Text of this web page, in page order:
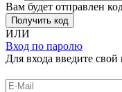
Вам будет отправлен
Получить код
ИЛИ
Вход по паролю
Для входа введите